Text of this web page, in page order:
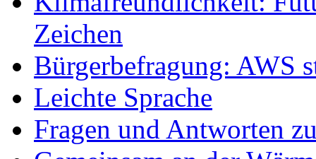
Zeichen
Bürgerbefragung: AWS
Leichte Sprache
Fragen und Antworten